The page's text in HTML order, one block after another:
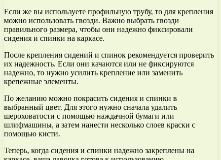
Если же вы используете профильную трубу, то для крепления
можно использовать гвозди. Важно выбрать гвозди
правильного размера, чтобы они надежно фиксировали
сидения и спинки на каркасе.
После крепления сидений и спинок рекомендуется проверить
их надежность. Если они качаются или не фиксируются
надежно, то нужно усилить крепление или заменить
крепежные элементы.
По желанию можно покрасить сидения и спинки в
выбранный цвет. Для этого нужно сначала удалить
шероховатости с помощью наждачной бумаги или
шлифмашины, а затем нанести несколько слоев краски с
помощью кисти.
Теперь, когда сидения и спинки надежно закреплены на